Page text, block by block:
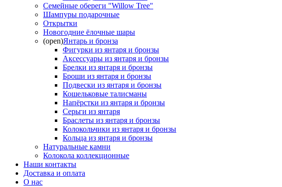
Семейные обереги "Willow Tree"
Шампуры подарочные
Открытки
Новогодние ёлочные шары
(open)Янтарь и бронза
Фигурки из янтаря и бронзы
Аксессуары из янтаря и бронзы
Брелки из янтаря и бронзы
Броши из янтаря и бронзы
Подвески из янтаря и бронзы
Кошельковые талисманы
Напёрстки из янтаря и бронзы
Серьги из янтаря
Браслеты из янтаря и бронзы
Колокольчики из янтаря и бронзы
Кольца из янтаря и бронзы
Натуральные камни
Колокола коллекционные
Наши контакты
Доставка и оплата
О нас